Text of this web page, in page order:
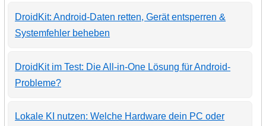
DroidKit: Android-Daten retten, Gerät entsperren &
Systemfehler beheben
DroidKit im Test: Die All-in-One Lösung für Android-
Probleme?
Lokale KI nutzen: Welche Hardware dein PC oder